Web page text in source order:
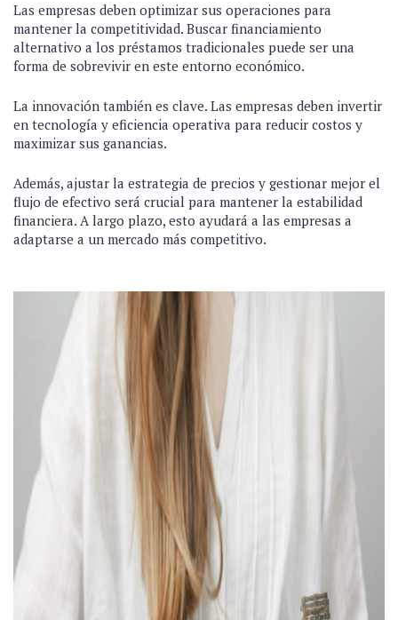
Las empresas deben optimizar sus operaciones para
mantener la competitividad. Buscar financiamiento
alternativo a los préstamos tradicionales puede ser una
forma de sobrevivir en este entorno económico.
La innovación también es clave. Las empresas deben invertir
en tecnología y eficiencia operativa para reducir costos y
maximizar sus ganancias.
Además, ajustar la estrategia de precios y gestionar mejor el
flujo de efectivo será crucial para mantener la estabilidad
financiera. A largo plazo, esto ayudará a las empresas a
adaptarse a un mercado más competitivo.